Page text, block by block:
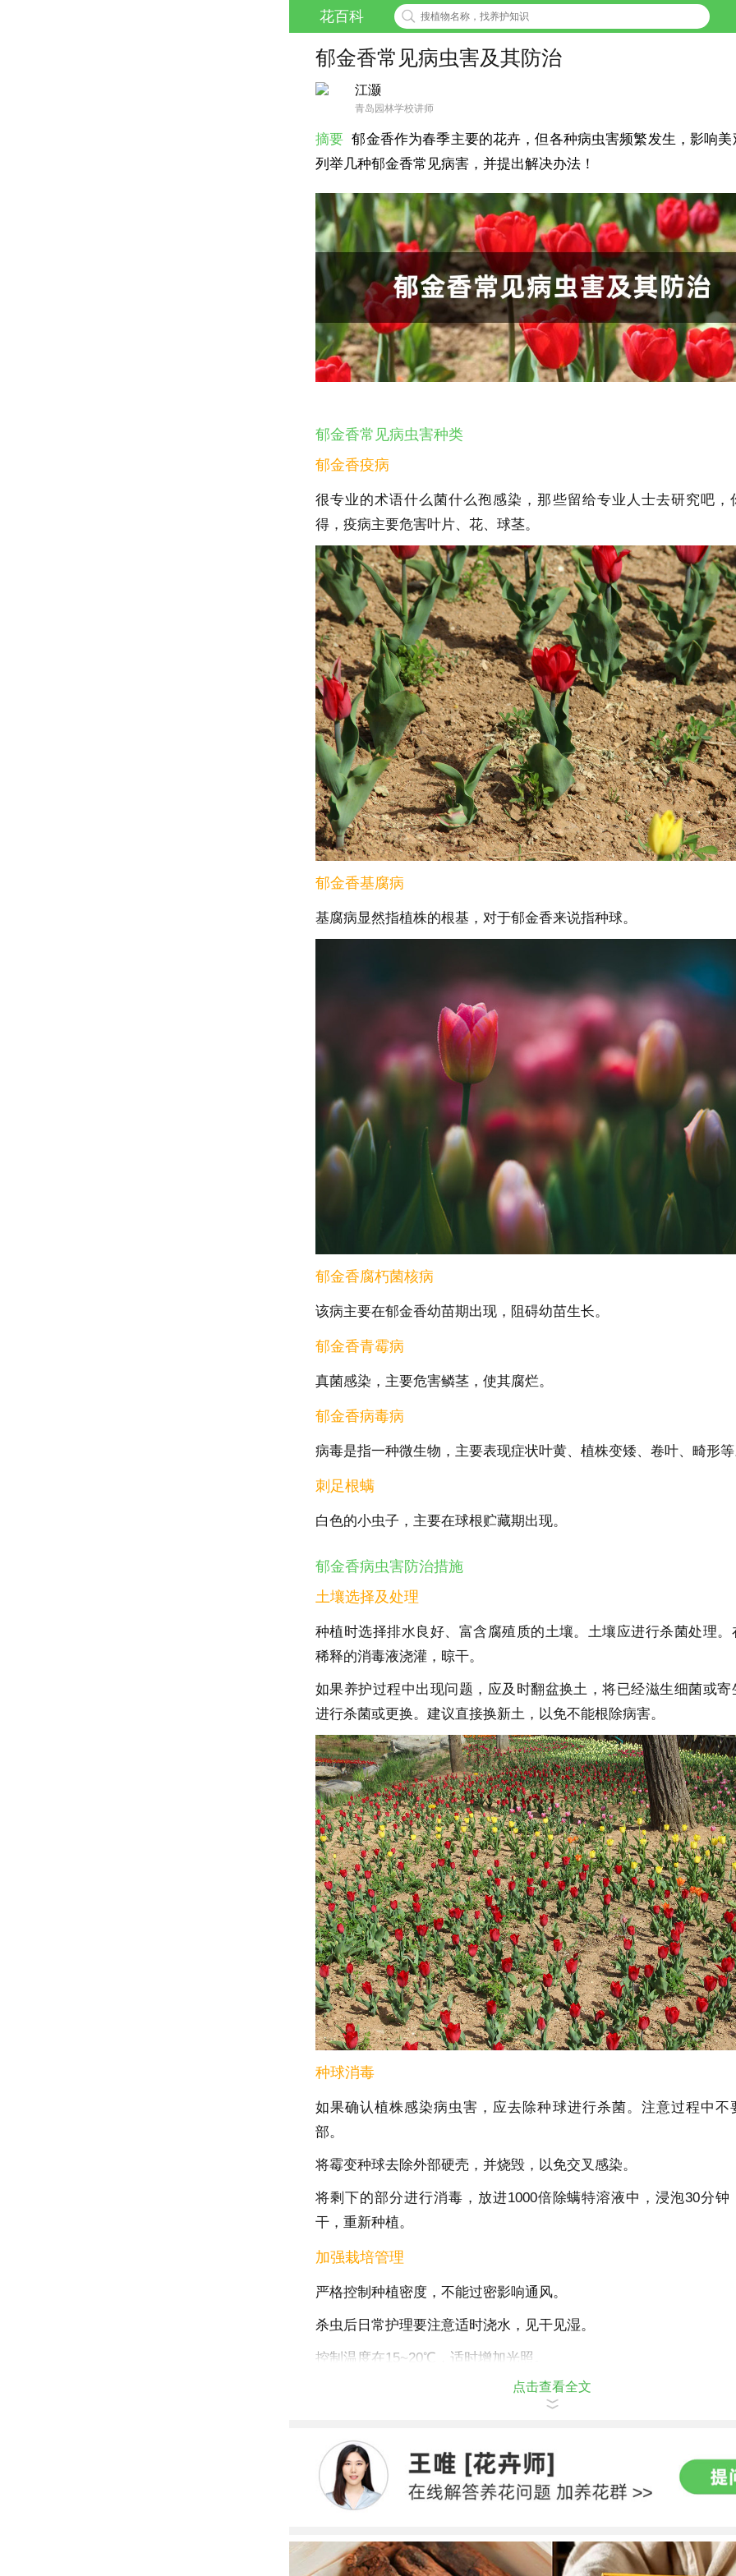
花百科
郁金香常见病虫害及其防治
江灏
青岛园林学校讲师
摘要 郁金香作为春季主要的花卉，但各种病虫害频繁发生，影响美
列举几种郁金香常见病害，并提出解决办法！
郁金香常见病虫害种类
郁金香疫病
很专业的术语什么菌什么孢感染，那些留给专业人士去研究吧，
得，疫病主要危害叶片、花、球茎。
郁金香基腐病
基腐病显然指植株的根基，对于郁金香来说指种球。
郁金香腐朽菌核病
该病主要在郁金香幼苗期出现，阻碍幼苗生长。
郁金香青霉病
真菌感染，主要危害鳞茎，使其腐烂。
郁金香病毒病
病毒是指一种微生物，主要表现症状叶黄、植株变矮、卷叶、畸形
刺足根螨
白色的小虫子，主要在球根贮藏期出现。
郁金香病虫害防治措施
土壤选择及处理
种植时选择排水良好、富含腐殖质的土壤。土壤应进行杀菌处理。
稀释的消毒液浇灌，晾干。
如果养护过程中出现问题，应及时翻盆换土，将已经滋生细菌或寄
进行杀菌或更换。建议直接换新土，以免不能根除病害。
种球消毒
如果确认植株感染病虫害，应去除种球进行杀菌。注意过程中不
部。
将霉变种球去除外部硬壳，并烧毁，以免交叉感染。
将剩下的部分进行消毒，放进1000倍除螨特溶液中，浸泡30分钟
干，重新种植。
加强栽培管理
严格控制种植密度，不能过密影响通风。
杀虫后日常护理要注意适时浇水，见干见湿。
控制温度在15~20℃，适时增加光照。
适时施肥，每周施一次稀薄氮肥，开花之前适当增加施肥次数。
点击查看全文